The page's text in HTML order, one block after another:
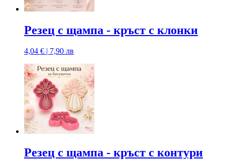
Резец с щампа - кръст с клонки
4,04 € | 7,90 лв
Резец с щампa - кръст с контури